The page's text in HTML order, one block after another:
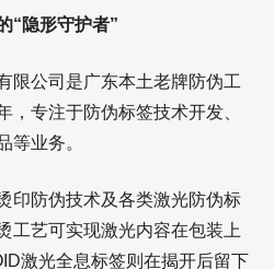
“隐形守护者”
限公司是广东本土老牌防伪工
，专注于防伪标签技术开发、
等业务。
印防伪技术及各类激光防伪标
工艺可实现激光内容在包装上
激光全息标签则在揭开后留下